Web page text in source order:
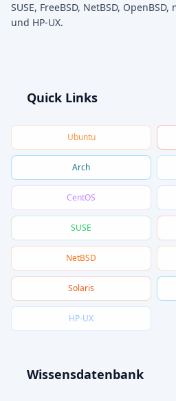
SUSE, FreeBSD, NetBSD, OpenBSD,
und HP-UX.
Quick Links
Ubuntu
Arch
CentOS
SUSE
NetBSD
Solaris
HP-UX
Wissensdatenbank